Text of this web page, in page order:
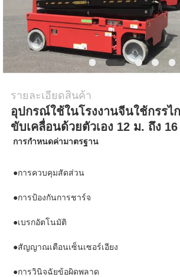
PRIVACY
POLICY
รายละเอียดสินค้า
อุปกรณ์ใช้ในโรงงานจีนใช้กรรไ
ขับเคลื่อนด้วยตัวเอง 12 ม. ถึง 16
การกำหนดค่ามาตรฐาน
●การควบคุมสัดส่วน
●การป้องกันการชาร์จ
●เบรกอัตโนมัติ
●สัญญาณเตือนเซ็นเซอร์เอียง
●การวินิจฉัยข้อผิดพลาด